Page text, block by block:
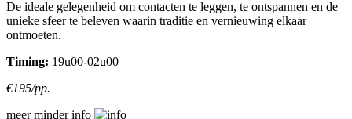
De ideale gelegenheid om contacten te leggen, te ontspannen en de
unieke sfeer te beleven waarin traditie en vernieuwing elkaar
ontmoeten.
Timing: 19u00-02u00
€195/pp.
meer minderinfo